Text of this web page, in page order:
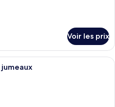
Voir les prix
Une chambre d’hôtel avec deux lits,